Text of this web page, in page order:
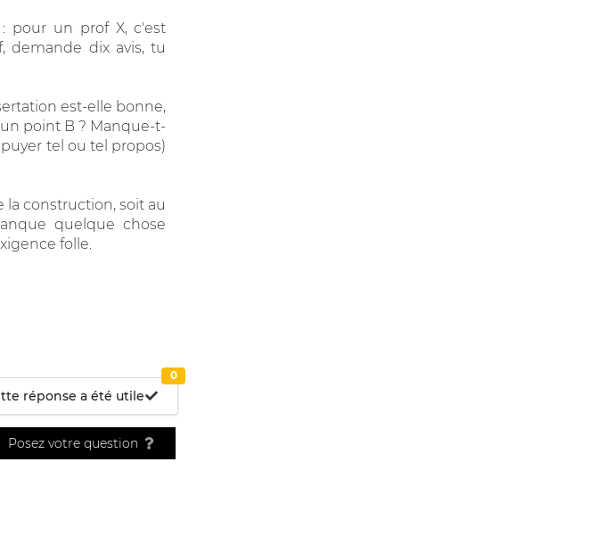
pour un prof X, c'est
demande dix avis, tu
est-elle bonne,
point B ? Manque-t-
tel ou tel propos)
la construction, soit au
quelque chose
folle.
réponse a été utile
0
Posez votre question